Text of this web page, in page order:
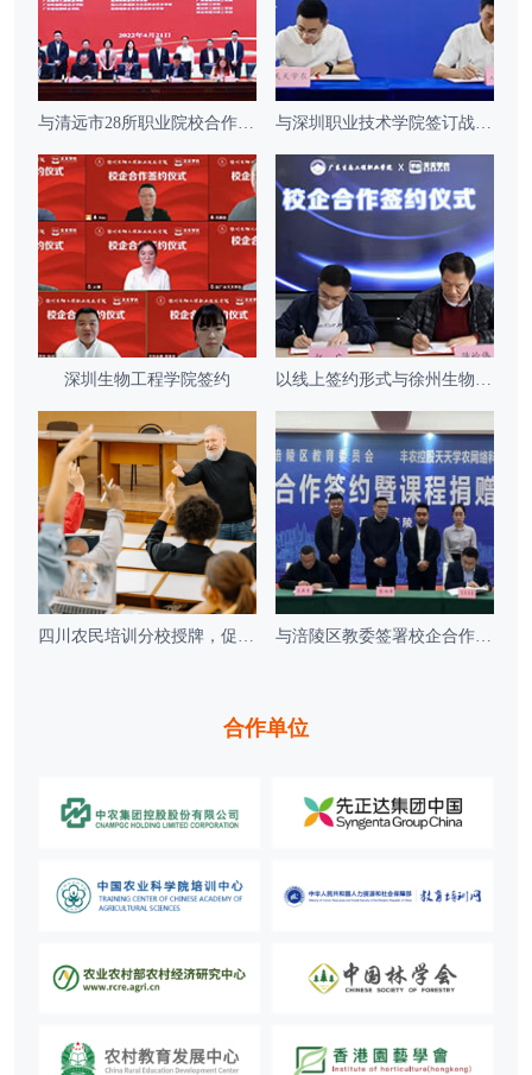
与清远市28所职业院校合作签约 与深圳职业技术学院签订战略合作协议
深圳生物工程学院签约 以线上签约形式与徐州生物工程职院达成合作
四川农民培训分校授牌，促产教融合促发展 与涪陵区教委签署校企合作协议共建育人新机制
合作单位